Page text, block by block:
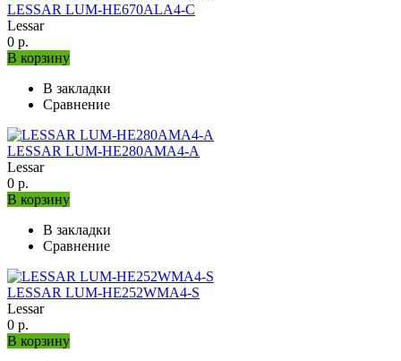
LESSAR LUM-HE670ALA4-C
Lessar
0 р.
В корзину
В закладки
Сравнение
LESSAR LUM-HE280AMA4-A
Lessar
0 р.
В корзину
В закладки
Сравнение
LESSAR LUM-HE252WMA4-S
Lessar
0 р.
В корзину